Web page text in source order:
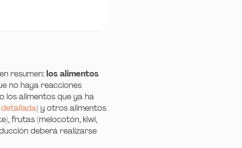
resumen:los alimentos
no haya reacciones
los alimentos que ya ha
) y otros alimentos
frutas (melocotón, kiwi,
deberá realizarse